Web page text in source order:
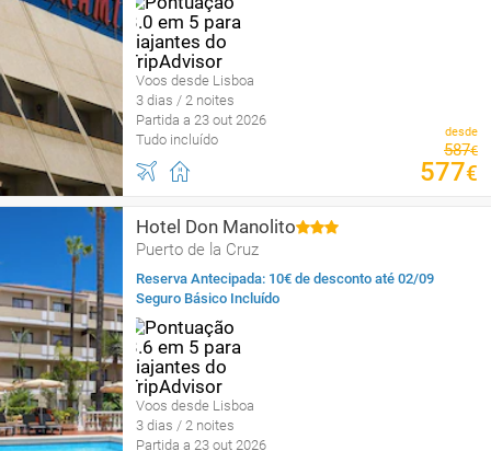
Voos desde Lisboa
3 dias / 2 noites
Partida a 23 out 2026
Tudo incluído
desde
587€
577€
Hotel Don Manolito
Puerto de la Cruz
Reserva Antecipada: 10€ de desconto até 02/09
Seguro Básico Incluído
Voos desde Lisboa
3 dias / 2 noites
Partida a 23 out 2026